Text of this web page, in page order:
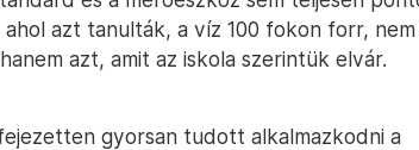
azt tanulták, a víz 100 fokon forr,
azt, amit az iskola szerintük elvár.
gyorsan tudott alkalmazkodni a